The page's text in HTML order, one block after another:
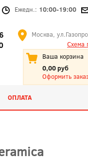
Ежедн.: 10:00-19:00
Москва,
Схема
Ваша корзина
0,00 руб
Оформить
ОПЛАТА